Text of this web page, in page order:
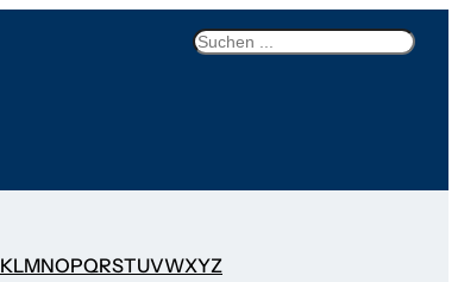
Search
KLMNOPQRSTUVWXYZ